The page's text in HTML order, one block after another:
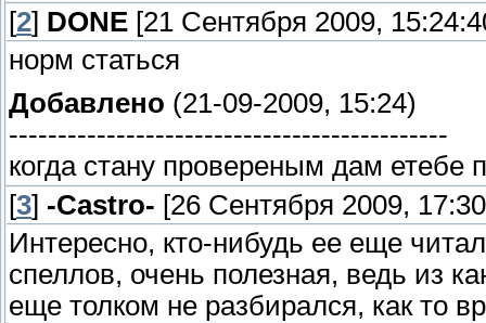
[2] DONE [21 Сентября 2009,
норм статься
Добавлено (21-09-2009, 15:24)
---------------------------------------------
когда стану провереным дам етебе
[3] -Castro- [26 Сентября 2009,
Интересно, кто-нибудь ее еще
спеллов, очень полезная, ведь из
еще толком не разбирался, как то